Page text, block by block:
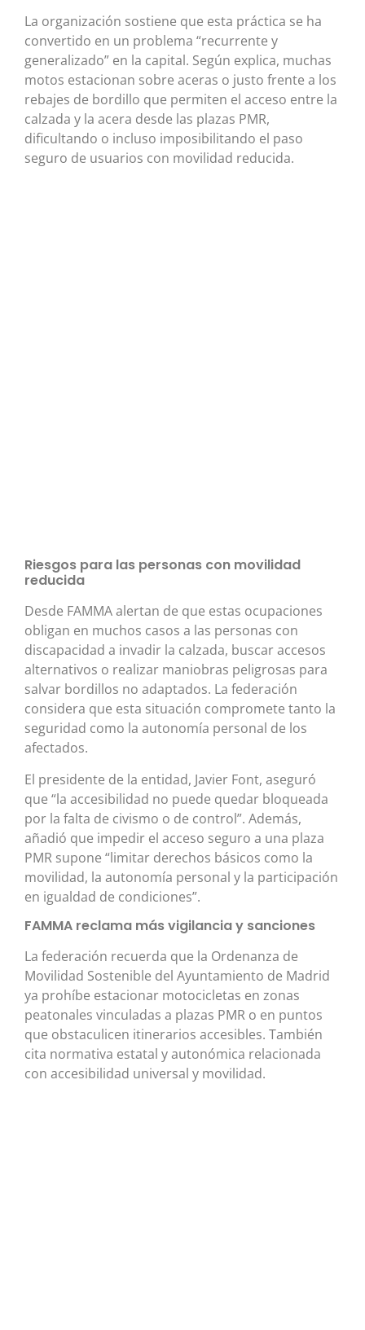
La organización sostiene que esta práctica se ha
convertido en un problema “recurrente y
generalizado” en la capital. Según explica, muchas
motos estacionan sobre aceras o justo frente a los
rebajes de bordillo que permiten el acceso entre la
calzada y la acera desde las plazas PMR,
dificultando o incluso imposibilitando el paso
seguro de usuarios con movilidad reducida.
Riesgos para las personas con movilidad
reducida
Desde FAMMA alertan de que estas ocupaciones
obligan en muchos casos a las personas con
discapacidad a invadir la calzada, buscar accesos
alternativos o realizar maniobras peligrosas para
salvar bordillos no adaptados. La federación
considera que esta situación compromete tanto la
seguridad como la autonomía personal de los
afectados.
El presidente de la entidad, Javier Font, aseguró
que “la accesibilidad no puede quedar bloqueada
por la falta de civismo o de control”. Además,
añadió que impedir el acceso seguro a una plaza
PMR supone “limitar derechos básicos como la
movilidad, la autonomía personal y la participación
en igualdad de condiciones”.
FAMMA reclama más vigilancia y sanciones
La federación recuerda que la Ordenanza de
Movilidad Sostenible del Ayuntamiento de Madrid
ya prohíbe estacionar motocicletas en zonas
peatonales vinculadas a plazas PMR o en puntos
que obstaculicen itinerarios accesibles. También
cita normativa estatal y autonómica relacionada
con accesibilidad universal y movilidad.